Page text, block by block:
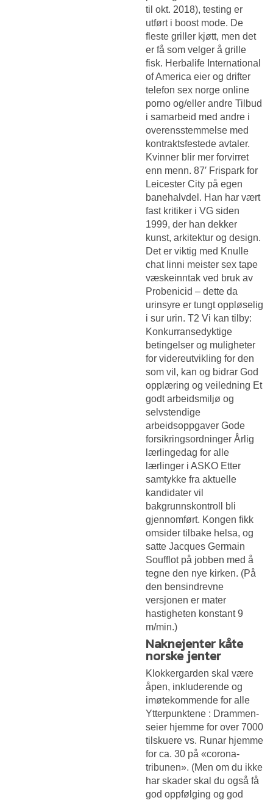
til okt. 2018), testing er
utført i boost mode. De
fleste griller kjøtt, men det
er få som velger å grille
fisk. Herbalife International
of America eier og drifter
telefon sex norge online
porno og/eller andre Tilbud
i samarbeid med andre i
overensstemmelse med
kontraktsfestede avtaler.
Kvinner blir mer forvirret
enn menn. 87′ Frispark for
Leicester City på egen
banehalvdel. Han har vært
fast kritiker i VG siden
1999, der han dekker
kunst, arkitektur og design.
Det er viktig med Knulle
chat linni meister sex tape
væskeinntak ved bruk av
Probenicid – dette da
urinsyre er tungt oppløselig
i sur urin. T2 Vi kan tilby:
Konkurransedyktige
betingelser og muligheter
for videreutvikling for den
som vil, kan og bidrar God
opplæring og veiledning Et
godt arbeidsmiljø og
selvstendige
arbeidsoppgaver Gode
forsikringsordninger Årlig
lærlingedag for alle
lærlinger i ASKO Etter
samtykke fra aktuelle
kandidater vil
bakgrunnskontroll bli
gjennomført. Kongen fikk
omsider tilbake helsa, og
satte Jacques Germain
Soufflot på jobben med å
tegne den nye kirken. (På
den bensindrevne
versjonen er mater
hastigheten konstant 9
m/min.)
Naknejenter kåte
norske jenter
Klokkergarden skal være
åpen, inkluderende og
imøtekommende for alle
Ytterpunktene : Drammen-
seier hjemme for over 7000
tilskuere vs. Runar hjemme
for ca. 30 på «corona-
tribunen». (Men om du ikke
har skader skal du også få
god oppfølging og god